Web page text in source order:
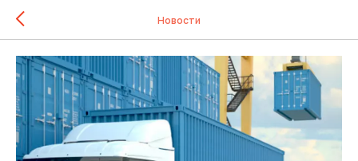
Новости